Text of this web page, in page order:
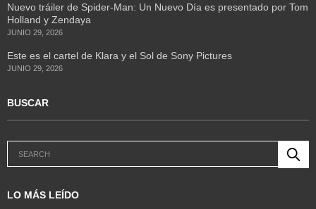
Nuevo tráiler de Spider-Man: Un Nuevo Día es presentado por Tom
Holland y Zendaya
JUNIO 29, 2026
Este es el cartel de Klara y el Sol de Sony Pictures
JUNIO 29, 2026
BUSCAR
LO MÁS LEÍDO